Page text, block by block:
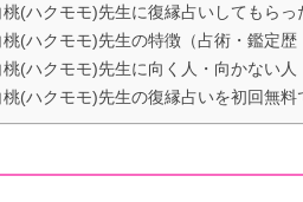
桃(ハクモモ)先生に復縁占いしてもらっ
桃(ハクモモ)先生の特徴（占術・鑑定歴
桃(ハクモモ)先生に向く人・向かない人
桃(ハクモモ)先生の復縁占いを初回無料